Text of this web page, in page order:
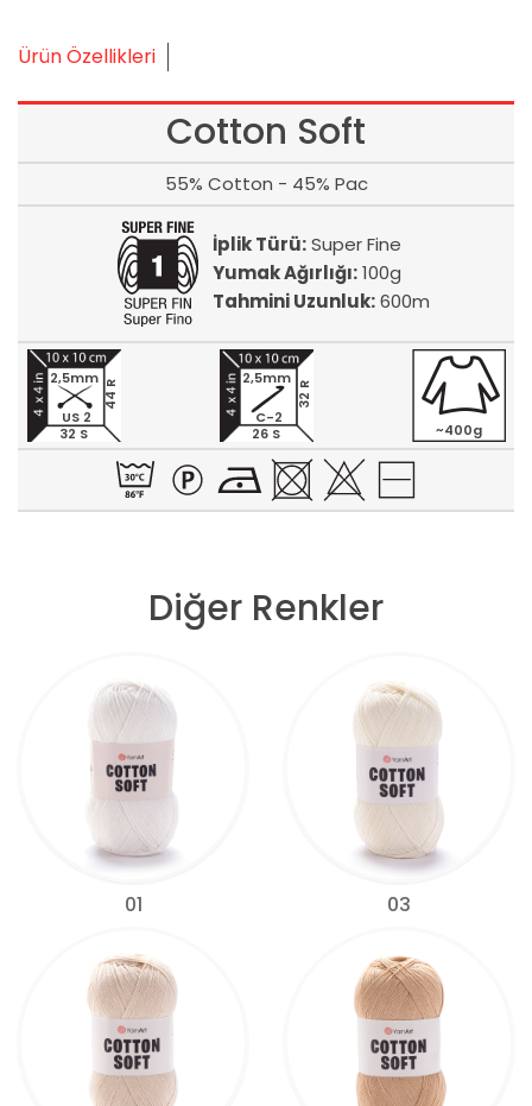
Ürün Özellikleri
Cotton Soft
55% Cotton - 45% Pac
İplik Türü:Super Fine
Yumak Ağırlığı:100g
Tahmini Uzunluk:600m
32 S
44 R
2,5mm
US 2
26 S
32 R
2,5mm
C-2
~400g
Diğer Renkler
01 03